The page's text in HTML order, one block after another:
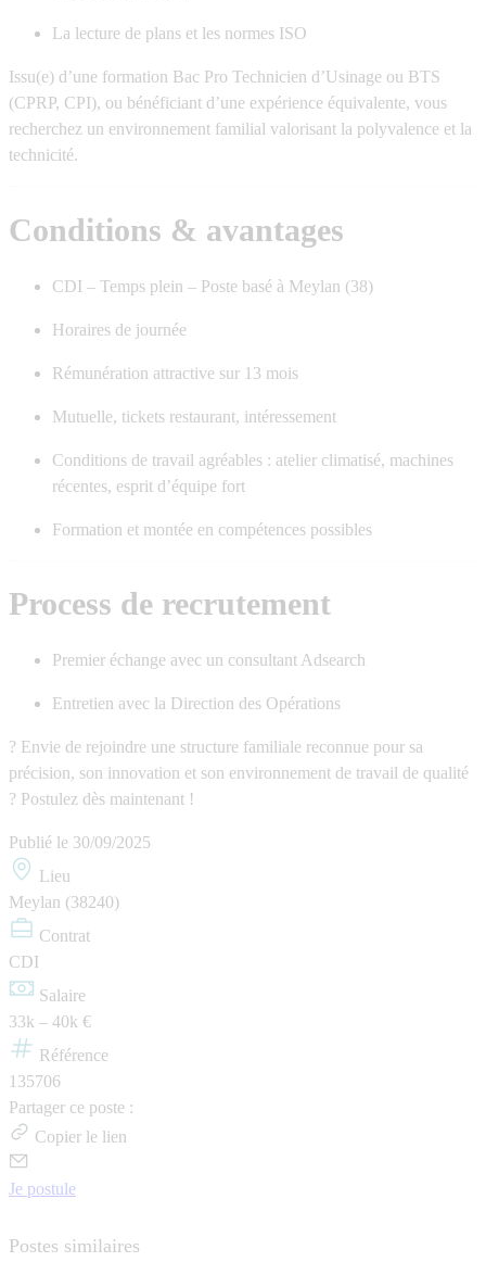
La lecture de plans et les normes ISO
Issu(e) d’une formation Bac Pro Technicien d’Usinage ou BTS
(CPRP, CPI), ou bénéficiant d’une expérience équivalente, vous
recherchez un environnement familial valorisant la polyvalence et la
technicité.
Conditions & avantages
CDI – Temps plein – Poste basé à Meylan (38)
Horaires de journée
Rémunération attractive sur 13 mois
Mutuelle, tickets restaurant, intéressement
Conditions de travail agréables : atelier climatisé, machines
récentes, esprit d’équipe fort
Formation et montée en compétences possibles
Process de recrutement
Premier échange avec un consultant Adsearch
Entretien avec la Direction des Opérations
? Envie de rejoindre une structure familiale reconnue pour sa
précision, son innovation et son environnement de travail de qualité
? Postulez dès maintenant !
Publié le 30/09/2025
Lieu
Meylan (38240)
Contrat
CDI
Salaire
33k – 40k €
Référence
135706
Partager ce poste :
Copier le lien
Je postule
Postes similaires